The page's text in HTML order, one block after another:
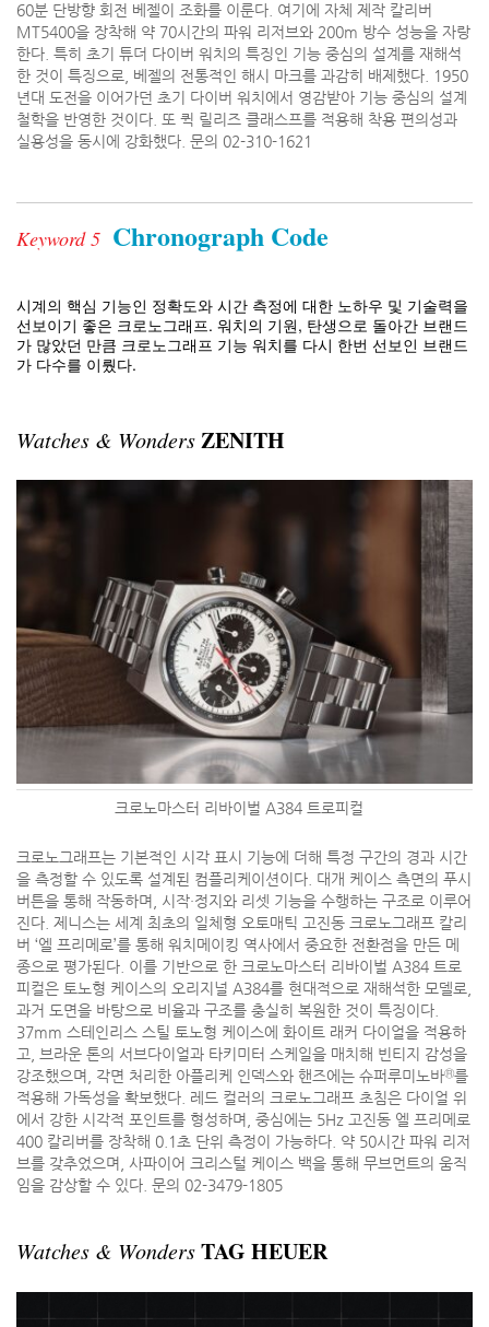
60분 단방향 회전 베젤이 조화를 이룬다. 여기에 자체 제작 칼리버
MT5400을 장착해 약 70시간의 파워 리저브와 200m 방수 성능을 자랑
한다. 특히 초기 튜더 다이버 워치의 특징인 기능 중심의 설계를 재해석
한 것이 특징으로, 베젤의 전통적인 해시 마크를 과감히 배제했다. 1950
년대 도전을 이어가던 초기 다이버 워치에서 영감받아 기능 중심의 설계
철학을 반영한 것이다. 또 퀵 릴리즈 클래스프를 적용해 착용 편의성과
실용성을 동시에 강화했다. 문의 02-310-1621
Keyword 5 Chronograph Code
시계의 핵심 기능인 정확도와 시간 측정에 대한 노하우 및 기술력을
선보이기 좋은 크로노그래프. 워치의 기원, 탄생으로 돌아간 브랜드
가 많았던 만큼 크로노그래프 기능 워치를 다시 한번 선보인 브랜드
가 다수를 이뤘다.
Watches & WondersZENITH
크로노마스터 리바이벌 A384 트로피컬
크로노그래프는 기본적인 시각 표시 기능에 더해 특정 구간의 경과 시간
을 측정할 수 있도록 설계된 컴플리케이션이다. 대개 케이스 측면의 푸시
버튼을 통해 작동하며, 시작·정지와 리셋 기능을 수행하는 구조로 이루어
진다. 제니스는 세계 최초의 일체형 오토매틱 고진동 크로노그래프 칼리
버 ‘엘 프리메로’를 통해 워치메이킹 역사에서 중요한 전환점을 만든 메
종으로 평가된다. 이를 기반으로 한 크로노마스터 리바이벌 A384 트로
피컬은 토노형 케이스의 오리지널 A384를 현대적으로 재해석한 모델로,
과거 도면을 바탕으로 비율과 구조를 충실히 복원한 것이 특징이다.
37mm 스테인리스 스틸 토노형 케이스에 화이트 래커 다이얼을 적용하
고, 브라운 톤의 서브다이얼과 타키미터 스케일을 매치해 빈티지 감성을
강조했으며, 각면 처리한 아플리케 인덱스와 핸즈에는 슈퍼루미노바Ⓡ를
적용해 가독성을 확보했다. 레드 컬러의 크로노그래프 초침은 다이얼 위
에서 강한 시각적 포인트를 형성하며, 중심에는 5Hz 고진동 엘 프리메로
400 칼리버를 장착해 0.1초 단위 측정이 가능하다. 약 50시간 파워 리저
브를 갖추었으며, 사파이어 크리스털 케이스 백을 통해 무브먼트의 움직
임을 감상할 수 있다. 문의 02-3479-1805
Watches & WondersTAG HEUER